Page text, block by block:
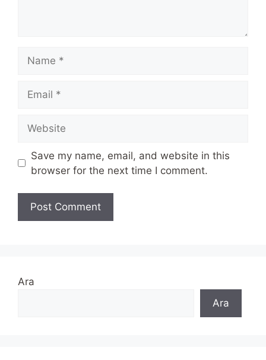
Save my name, email, and website in this
browser for the next time I comment.
Ara
Ara